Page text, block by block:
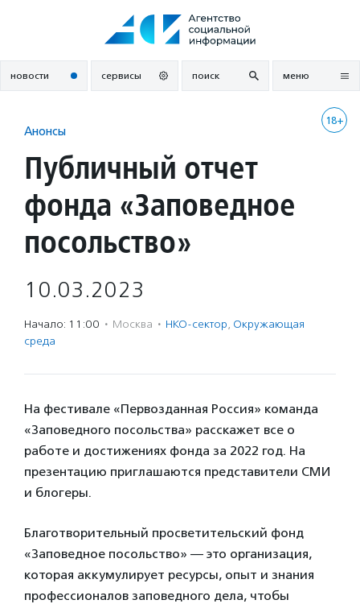
новости сервисы поиск меню
18+
Анонсы
Публичный отчет
фонда «Заповедное
посольство»
10.03.2023
Начало: 11:00 · Москва · НКО-сектор, Окружающая
среда
На фестивале «Первозданная Россия» команда
«Заповедного посольства» расскажет все о
работе и достижениях фонда за 2022 год. На
презентацию приглашаются представители СМИ
и блогеры.
Благотворительный просветительский фонд
«Заповедное посольство» — это организация,
которая аккумулирует ресурсы, опыт и знания
профессионалов заповедного дела, чтобы